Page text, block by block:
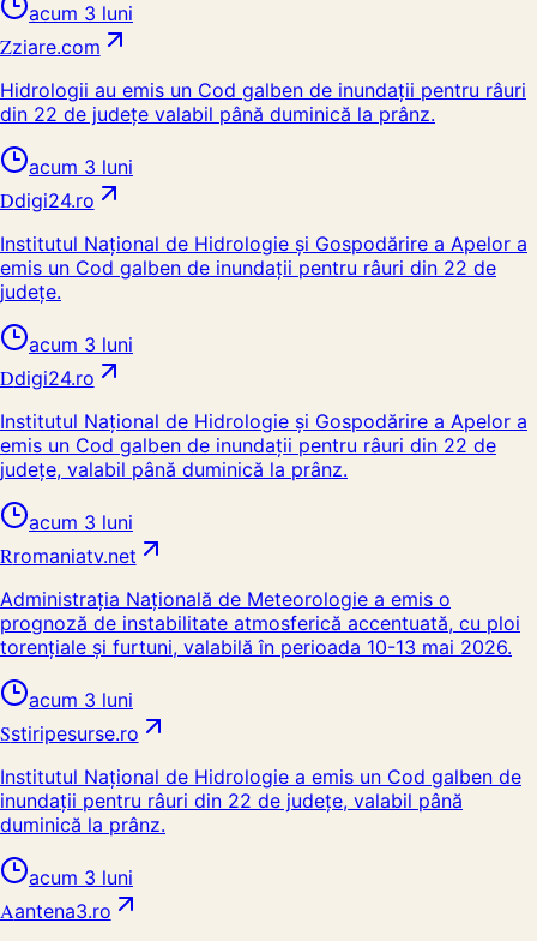
acum 3 luni
Zziare.com
Hidrologii au emis un Cod galben de inundații pentru râuri
din 22 de județe valabil până duminică la prânz.
acum 3 luni
Ddigi24.ro
Institutul Naţional de Hidrologie şi Gospodărire a Apelor a
emis un Cod galben de inundaţii pentru râuri din 22 de
judeţe.
acum 3 luni
Ddigi24.ro
Institutul Național de Hidrologie și Gospodărire a Apelor a
emis un Cod galben de inundații pentru râuri din 22 de
județe, valabil până duminică la prânz.
acum 3 luni
Rromaniatv.net
Administrația Națională de Meteorologie a emis o
prognoză de instabilitate atmosferică accentuată, cu ploi
torențiale și furtuni, valabilă în perioada 10-13 mai 2026.
acum 3 luni
Sstiripesurse.ro
Institutul Național de Hidrologie a emis un Cod galben de
inundații pentru râuri din 22 de județe, valabil până
duminică la prânz.
acum 3 luni
Aantena3.ro